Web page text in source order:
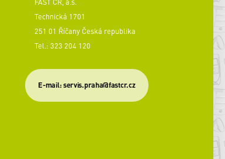
Technická 1701
251 01 Říčany Česká republika
Tel.: 323 204 120
​E-mail: servis.praha@fastcr.cz